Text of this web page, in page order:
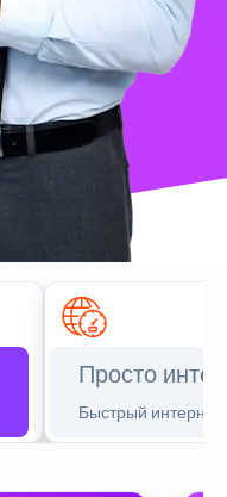
Просто
Быстрый интернет